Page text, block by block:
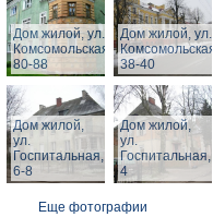
Дом жилой, ул.
Комсомольская,
80-88
Дом жилой, ул.
Комсомольская,
38-40
Дом жилой,
ул.
Госпитальная,
6-8
Дом жилой,
ул.
Госпитальная,
4
Еще фотографии